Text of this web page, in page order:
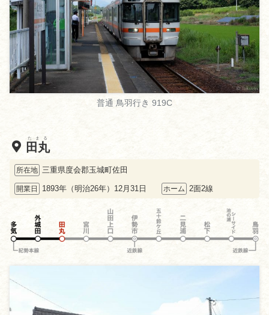
普通 鳥羽行き 919C
田丸
たまる
所在地 三重県度会郡玉城町佐田
開業日 1893年（明治26年）12月31日 ホーム 2面2線